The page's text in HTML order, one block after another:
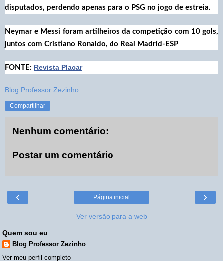
disputados, perdendo apenas para o PSG no jogo de estreia.
Neymar e Messi foram artilheiros da competição com 10 gols,
juntos com Cristiano Ronaldo, do Real Madrid-ESP
FONTE: Revista Placar
Blog Professor Zezinho
Compartilhar
Nenhum comentário:
Postar um comentário
‹ ›
Página inicial
Ver versão para a web
Quem sou eu
Blog Professor Zezinho
Ver meu perfil completo